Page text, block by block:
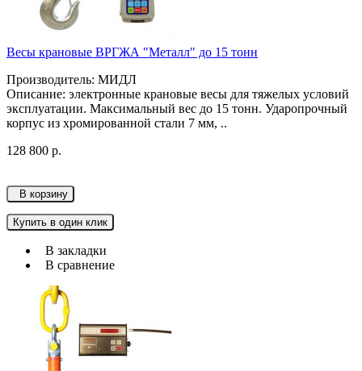
Весы крановые ВРГЖА "Металл" до 15 тонн
Производитель: МИДЛ
Описание: электронные крановые весы для тяжелых условий
эксплуатации. Максимальный вес до 15 тонн. Ударопрочный
корпус из хромированной стали 7 мм, ..
128 800 р.
В корзину
Купить в один клик
В закладки
В сравнение